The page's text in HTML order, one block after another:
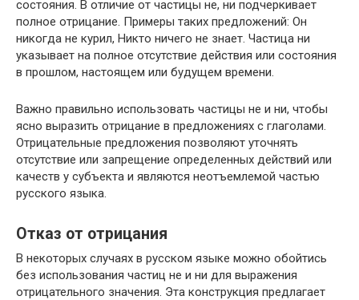
состояния. В отличие от частицы не, ни подчеркивает
полное отрицание. Примеры таких предложений: Он
никогда не курил, Никто ничего не знает. Частица ни
указывает на полное отсутствие действия или состояния
в прошлом, настоящем или будущем времени.
Важно правильно использовать частицы не и ни, чтобы
ясно выразить отрицание в предложениях с глаголами.
Отрицательные предложения позволяют уточнять
отсутствие или запрещение определенных действий или
качеств у субъекта и являются неотъемлемой частью
русского языка.
Отказ от отрицания
В некоторых случаях в русском языке можно обойтись
без использования частиц не и ни для выражения
отрицательного значения. Эта конструкция предлагает